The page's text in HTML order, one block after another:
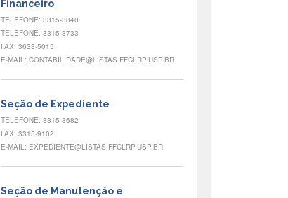
Financeiro
TELEFONE: 3315-3840
TELEFONE: 3315-3733
FAX: 3633-5015
E-MAIL: CONTABILIDADE@LISTAS.FFCLRP.USP.BR
Seção de Expediente
TELEFONE: 3315-3682
FAX: 3315-9102
E-MAIL: EXPEDIENTE@LISTAS.FFCLRP.USP.BR
Seção de Manutenção e